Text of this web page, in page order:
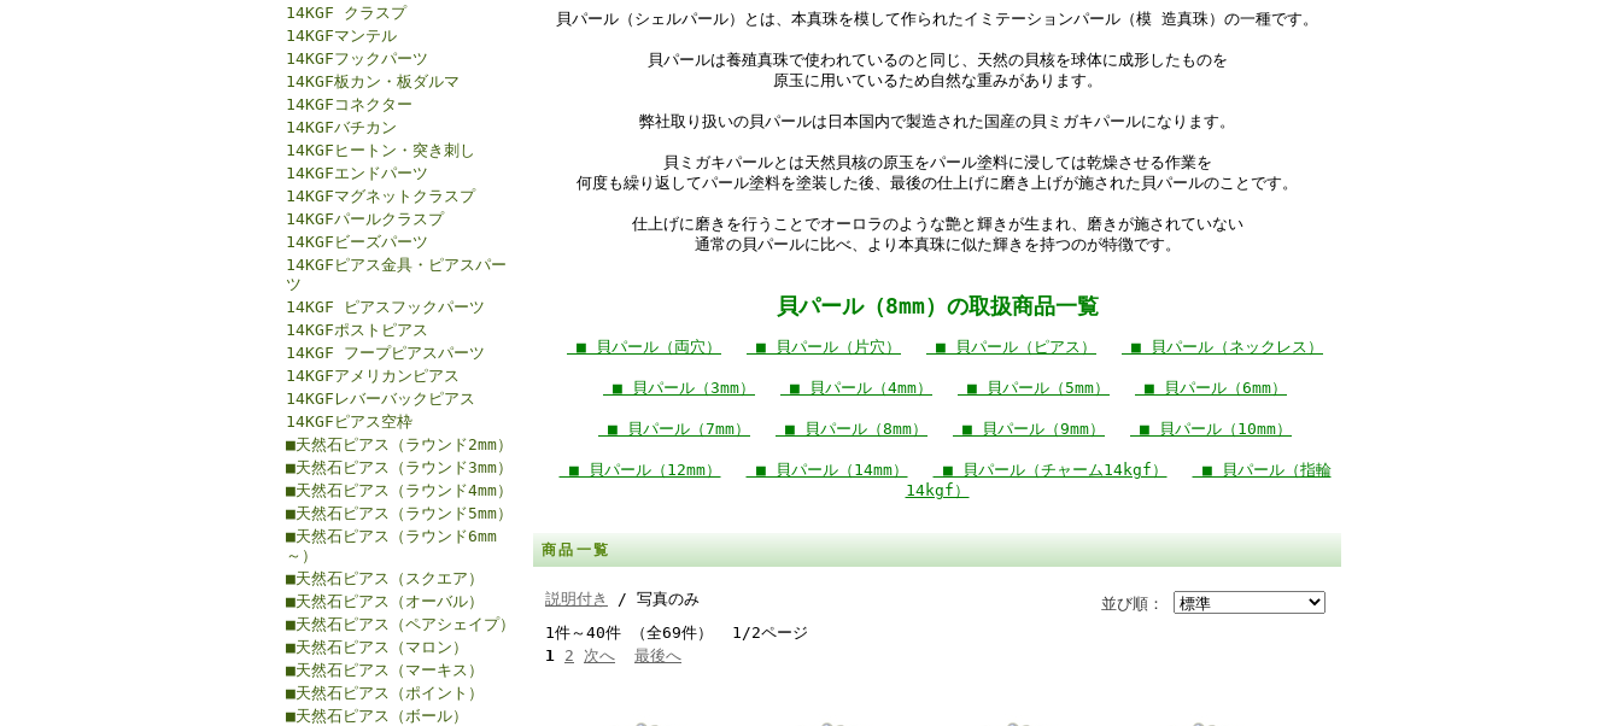
14KGF クラスプ
14KGFマンテル
14KGFフックパーツ
14KGF板カン・板ダルマ
14KGFコネクター
14KGFバチカン
14KGFヒートン・突き刺し
14KGFエンドパーツ
14KGFマグネットクラスプ
14KGFパールクラスプ
14KGFビーズパーツ
14KGFピアス金具・ピアスパー
ツ
14KGF ピアスフックパーツ
14KGFポストピアス
14KGF フープピアスパーツ
14KGFアメリカンピアス
14KGFレバーバックピアス
14KGFピアス空枠
■天然石ピアス（ラウンド2mm）
■天然石ピアス（ラウンド3mm）
■天然石ピアス（ラウンド4mm）
■天然石ピアス（ラウンド5mm）
■天然石ピアス（ラウンド6mm
～）
■天然石ピアス（スクエア）
■天然石ピアス（オーバル）
■天然石ピアス（ペアシェイプ）
■天然石ピアス（マロン）
■天然石ピアス（マーキス）
■天然石ピアス（ポイント）
■天然石ピアス（ボール）
貝パール（シェルパール）とは、本真珠を模して作られたイミテーションパール（模 造真珠）の一種です。
貝パールは養殖真珠で使われているのと同じ、天然の貝核を球体に成形したものを
原玉に用いているため自然な重みがあります。
弊社取り扱いの貝パールは日本国内で製造された国産の貝ミガキパールになります。
貝ミガキパールとは天然貝核の原玉をパール塗料に浸しては乾燥させる作業を
何度も繰り返してパール塗料を塗装した後、最後の仕上げに磨き上げが施された貝パールのことです。
仕上げに磨きを行うことでオーロラのような艶と輝きが生まれ、磨きが施されていない
通常の貝パールに比べ、より本真珠に似た輝きを持つのが特徴です。
貝パール（8mm）の取扱商品一覧
■ 貝パール（両穴） ■ 貝パール（片穴） ■ 貝パール（ピアス） ■ 貝パール（ネックレス）
■ 貝パール（3mm） ■ 貝パール（4mm） ■ 貝パール（5mm） ■ 貝パール（6mm）
■ 貝パール（7mm） ■ 貝パール（8mm） ■ 貝パール（9mm） ■ 貝パール（10mm）
■ 貝パール（12mm） ■ 貝パール（14mm） ■ 貝パール（チャーム14kgf）
■ 貝パール（指輪
14kgf）
商品一覧
並び順：
説明付き
/ 写真のみ
1件～40件 （全69件） 1/2ページ
1 2 次へ 最後へ